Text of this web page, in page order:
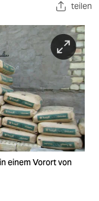
teilen
einem Vorort von